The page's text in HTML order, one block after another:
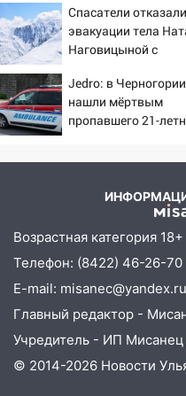
18:14
Прогноз
Ульяновской
18:00
экстрим: в
большой
17:30
«Обыск» по
Ульяновске
сообщницу
16:12 Едва не
Вешкайме
знакомым
больницей
16:06
18-летняя
перевернулась
Бондарчука и
Спасатели
эвакуации тела
Наговицыной с
Jedro: в Черногории
нашли мёртвым
пропавшего 21-
Возрастная категория 18+
Телефон: (8422) 46-26-70
E-mail: misanec@yandex.ru
Главный редактор -
Учредитель - ИП Мисанец
© 2014-2026 Новости